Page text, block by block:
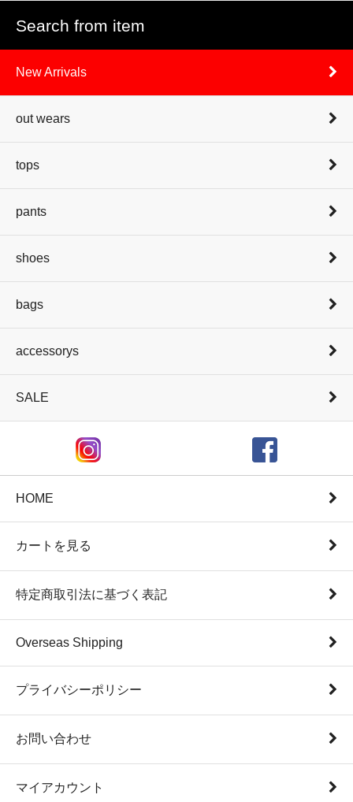
Search from item
New Arrivals
out wears
tops
pants
shoes
bags
accessorys
SALE
HOME
カートを見る
特定商取引法に基づく表記
Overseas Shipping
プライバシーポリシー
お問い合わせ
マイアカウント